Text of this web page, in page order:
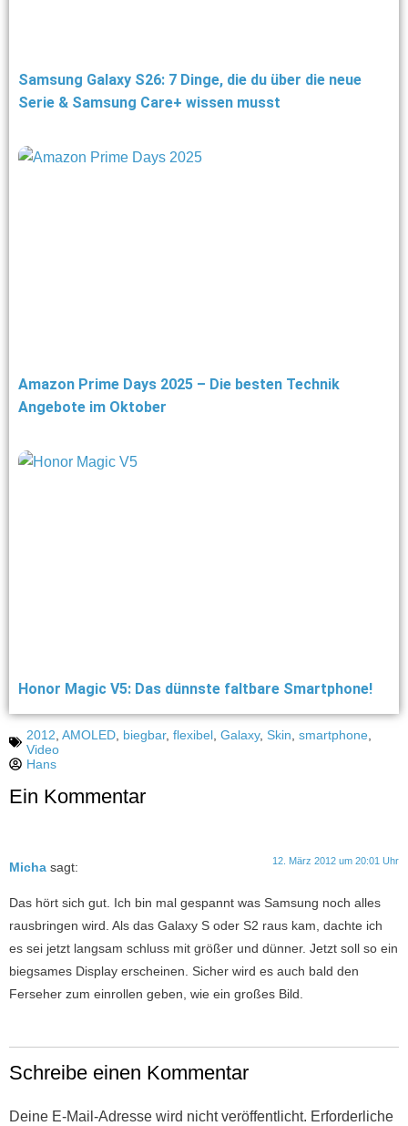
Samsung Galaxy S26: 7 Dinge, die du über die neue
Serie & Samsung Care+ wissen musst
Amazon Prime Days 2025 – Die besten Technik
Angebote im Oktober
Honor Magic V5: Das dünnste faltbare Smartphone!
2012 AMOLED biegbar, flexibel Galaxy, Skin smartphone
Video
Hans
Ein Kommentar
Micha sagt: 12. März 2012 um 20:01 Uhr
Das hört sich gut. Ich bin mal gespannt was Samsung noch alles
rausbringen wird. Als das Galaxy S oder S2 raus kam, dachte ich
es sei jetzt langsam schluss mit größer und dünner. Jetzt soll so ein
biegsames Display erscheinen. Sicher wird es auch bald den
Ferseher zum einrollen geben, wie ein großes Bild.
Schreibe einen Kommentar
Deine E-Mail-Adresse wird nicht veröffentlicht. Erforderliche